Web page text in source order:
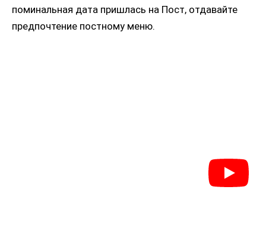
поминальная дата пришлась на Пост, отдавайте
предпочтение постному меню.